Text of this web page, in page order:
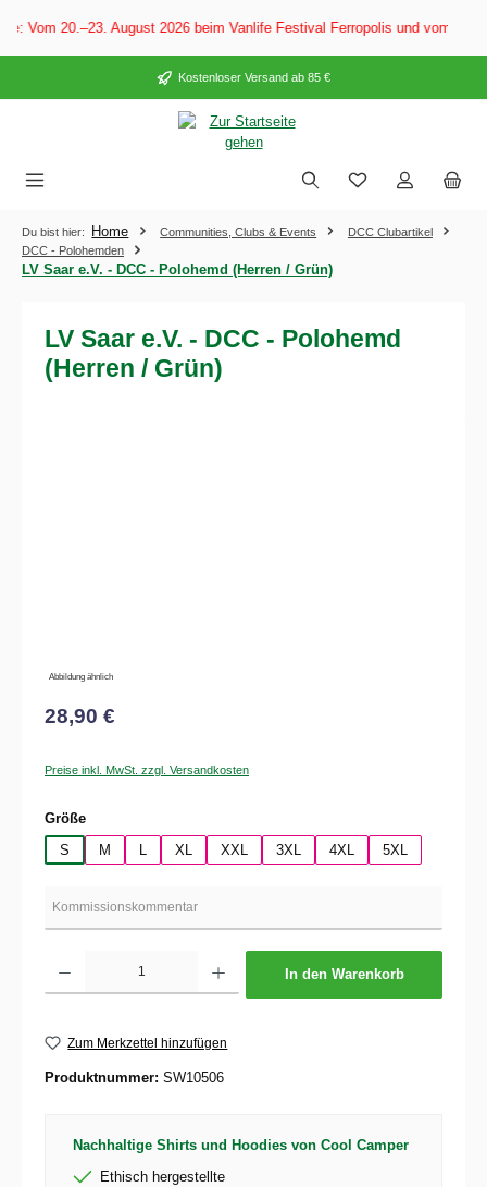
springen
20.–23. August 2026 beim Vanlife Festival Ferropolis und vom 28.
Kostenloser Versand ab 85 €
Du bist hier: Home Communities, Clubs & Events
DCC Clubartikel
DCC - Polohemden
LV Saar e.V. - DCC - Polohemd (Herren / Grün)
LV Saar e.V. - DCC - Polohemd
(Herren / Grün)
Abbildung ähnlich
28,90 €
Preise inkl. MwSt. zzgl. Versandkosten
Größeauswählen
S
M XL XXL 3XL 4XL 5XL
In den Warenkorb
Zum Merkzettel hinzufügen
Produktnummer: SW10506
Nachhaltige Shirts und Hoodies von Cool Camper
Ethisch hergestellte